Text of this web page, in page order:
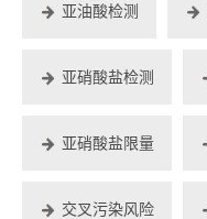
亚油酸检测
亚硝酸盐检测
亚硝酸盐限量
交叉污染风险